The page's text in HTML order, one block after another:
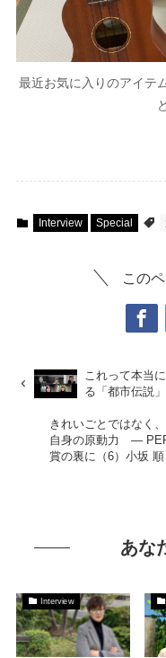
最近お気に入りのアイテ
Interview Special
この
これって本当
る「都市伝説
きれいごとではなく
自身の原動力 ―
賞の裏に（6）小坂
あな
Interview